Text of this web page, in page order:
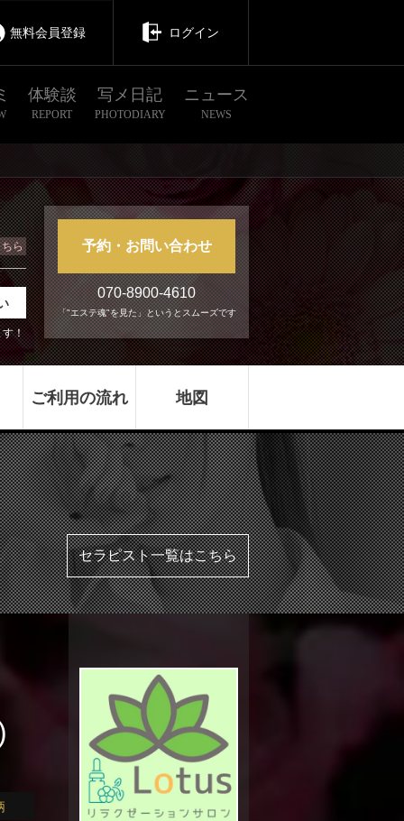
無料会員登録 ログイン
体験談
REPORT
写メ日記
PHOTODIARY
ニュース
NEWS
す！
ら 予約・お問い合わせ
070-8900-4610
「"エステ魂"を見た」というとスムーズです
ご利用の流れ 地図
セラピスト一覧はこちら